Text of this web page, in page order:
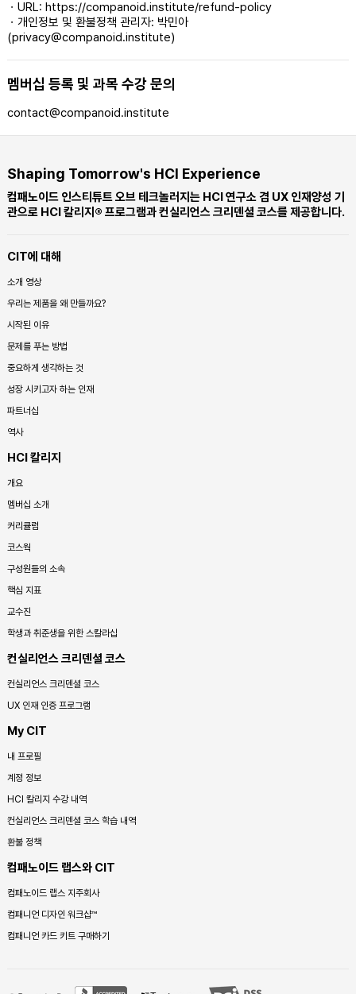
ㆍURL: https://companoid.institute/refund-policy
ㆍ개인정보 및 환불정책 관리자: 박민아
(privacy@companoid.institute)
멤버십 등록 및 과목 수강 문의
contact@companoid.institute
Shaping Tomorrow's HCI Experience
컴패노이드 인스티튜트 오브 테크놀러지는 HCI 연구소 겸 UX 인재양성 기
관으로 HCI 칼리지® 프로그램과 컨실리언스 크리덴셜 코스를 제공합니다.
CIT에 대해
소개 영상
우리는 제품을 왜 만들까요?
시작된 이유
문제를 푸는 방법
중요하게 생각하는 것
성장 시키고자 하는 인재
파트너십
역사
HCI 칼리지
개요
멤버십 소개
커리큘럼
코스웍
구성원들의 소속
핵심 지표
교수진
학생과 취준생을 위한 스칼라십
컨실리언스 크리덴셜 코스
컨실리언스 크리덴셜 코스
UX 인재 인증 프로그램
My CIT
내 프로필
계정 정보
HCI 칼리지 수강 내역
컨실리언스 크리덴셜 코스 학습 내역
환불 정책
컴패노이드 랩스와 CIT
컴패노이드 랩스 지주회사
컴패니언 디자인 워크샵™
컴패니언 카드 키트 구매하기